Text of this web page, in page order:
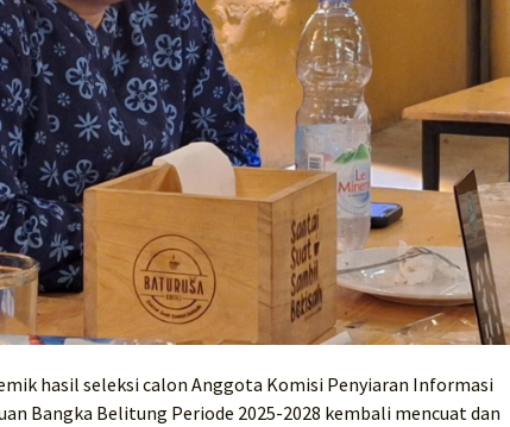
hasil seleksi calon Anggota Komisi Penyiaran Informasi
Bangka Belitung Periode 2025-2028 kembali mencuat dan